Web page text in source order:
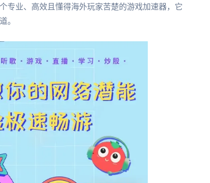
专业、高效且懂得海外玩家苦楚的游戏加速器，它
。